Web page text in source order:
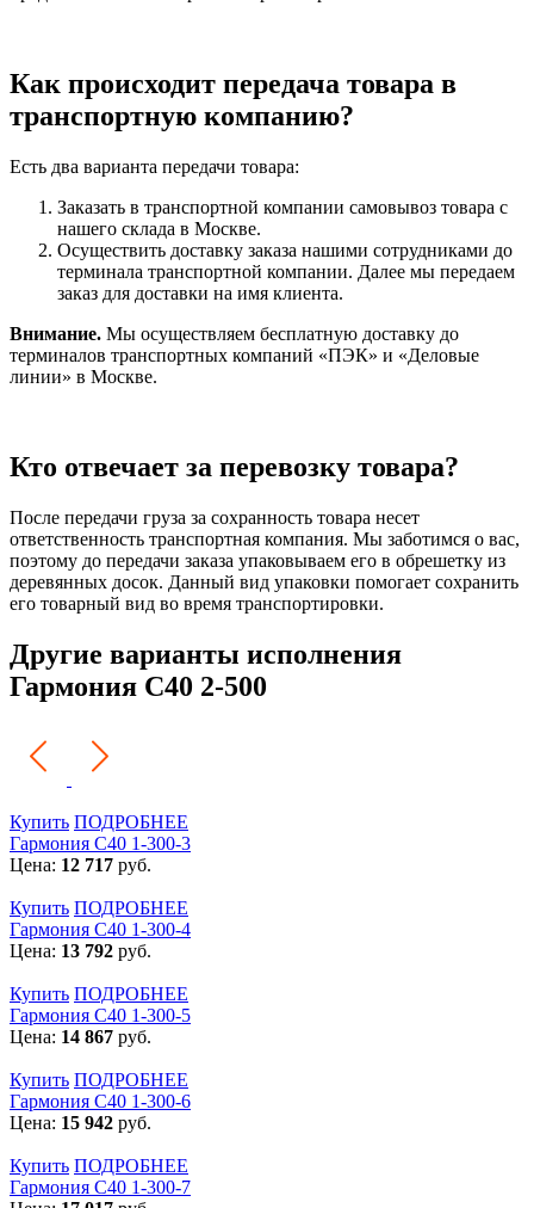
Как происходит передача товара в
транспортную компанию?
Есть два варианта передачи товара:
Заказать в транспортной компании самовывоз товара с
нашего склада в Москве.
Осуществить доставку заказа нашими сотрудниками до
терминала транспортной компании. Далее мы передаем
заказ для доставки на имя клиента.
Внимание. Мы осуществляем бесплатную доставку до
терминалов транспортных компаний «ПЭК» и «Деловые
линии» в Москве.
Кто отвечает за перевозку товара?
После передачи груза за сохранность товара несет
ответственность транспортная компания. Мы заботимся о вас,
поэтому до передачи заказа упаковываем его в обрешетку из
деревянных досок. Данный вид упаковки помогает сохранить
его товарный вид во время транспортировки.
Другие варианты исполнения
Гармония С40 2-500
Купить ПОДРОБНЕЕ
Гармония С40 1-300-3
Цена: 12 717 руб.
Купить ПОДРОБНЕЕ
Гармония С40 1-300-4
Цена: 13 792 руб.
Купить ПОДРОБНЕЕ
Гармония С40 1-300-5
Цена: 14 867 руб.
Купить ПОДРОБНЕЕ
Гармония С40 1-300-6
Цена: 15 942 руб.
Купить ПОДРОБНЕЕ
Гармония С40 1-300-7